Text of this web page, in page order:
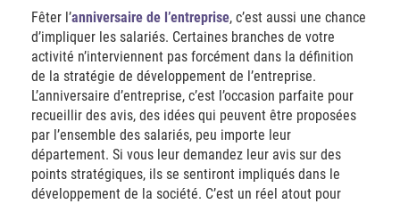
Fêter l’anniversaire de l’entreprise, c’est aussi une chance
d’impliquer les salariés. Certaines branches de votre
activité n’interviennent pas forcément dans la définition
de la stratégie de développement de l’entreprise.
L’anniversaire d’entreprise, c’est l’occasion parfaite pour
recueillir des avis, des idées qui peuvent être proposées
par l’ensemble des salariés, peu importe leur
département. Si vous leur demandez leur avis sur des
points stratégiques, ils se sentiront impliqués dans le
développement de la société. C’est un réel atout pour